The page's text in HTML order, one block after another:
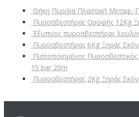
Θήκη Πυρ/ρα Πλαστική Μεταφ.-
Πυροσβεστήρας Οροφής 12Kg
Έξυπνος πυροσβεστήρας
Πυροσβεστήρας 6Kg Ξηράς
Πιστοποιημένος
15 bar 20m
Πυροσβεστήρας 2Kg Ξηράς